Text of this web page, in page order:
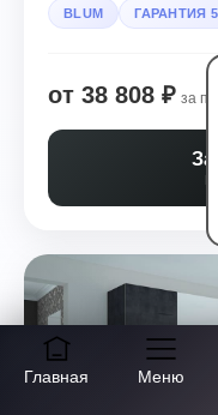
Главная Меню
BLUM ГАРАНТИЯ
от 38 808 ₽ за п.м.